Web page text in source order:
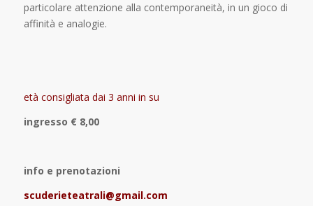
particolare attenzione alla contemporaneità, in un gioco di
affinità e analogie.
età consigliata dai 3 anni in su
ingresso € 8,00
info e prenotazioni
scuderieteatrali@gmail.com